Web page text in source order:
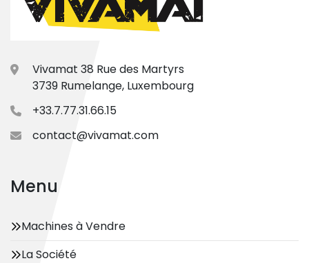
Vivamat 38 Rue des Martyrs
3739 Rumelange, Luxembourg
+33.7.77.31.66.15
contact@vivamat.com
Menu
Machines à Vendre
La Société